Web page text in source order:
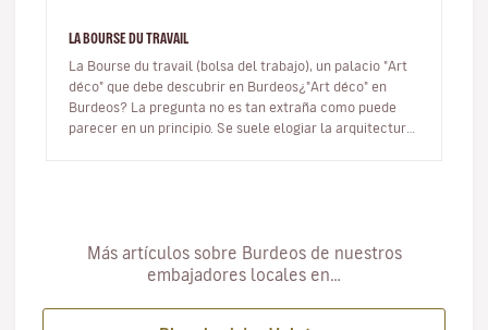
LA BOURSE DU TRAVAIL
La Bourse du travail (bolsa del trabajo), un palacio "Art
déco" que debe descubrir en Burdeos¿"Art déco" en
Burdeos? La pregunta no es tan extraña como puede
parecer en un principio. Se suele elogiar la arquitectura
Más artículos sobre Burdeos de nuestros
embajadores locales en…